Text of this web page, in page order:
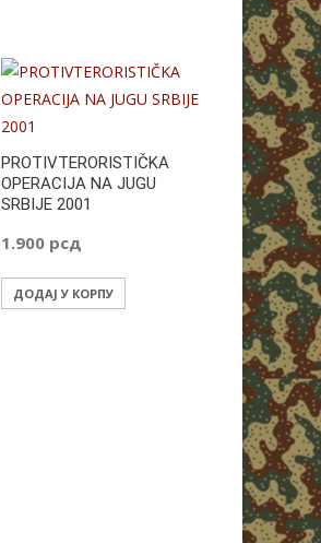
PROTIVTERORISTIČKA
OPERACIJA NA JUGU
SRBIJE 2001
1.900 рсд
ДОДАЈ У КОРПУ
RAT ZA
2.500
ДОДАЈ У